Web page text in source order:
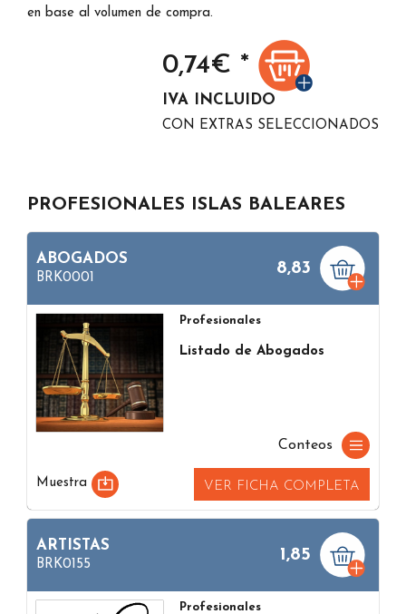
en base al volumen de compra.
0,74€ *
IVA INCLUIDO
CON EXTRAS SELECCIONADOS
PROFESIONALES ISLAS BALEARES
ABOGADOS
BRK0001
8,83
Profesionales
Listado de Abogados
Conteos
Muestra VER FICHA COMPLETA
ARTISTAS
BRK0155
1,85
Profesionales